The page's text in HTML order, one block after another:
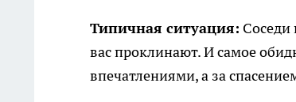
Типичная ситуация: Соседи
вас проклинают. И самое
впечатлениями, а за